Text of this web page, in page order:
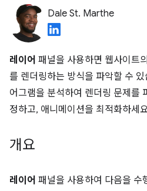
Dale St. Marthe
레이어 패널을 사용하면 웹사이트
를 렌더링하는 방식을 파악할 수
어그램을 분석하여 렌더링 문제를
정하고, 애니메이션을 최적화하세
개요
레이어 패널을 사용하여 다음을 수